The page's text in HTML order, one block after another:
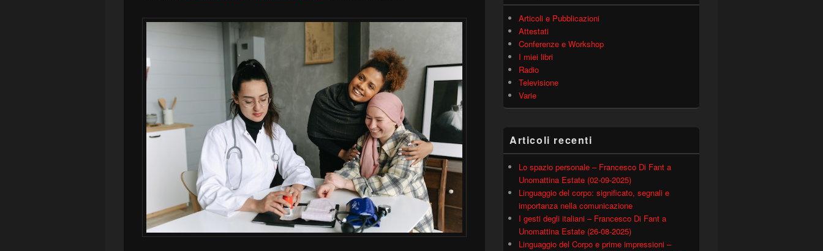
Articoli e Pubblicazioni
Attestati
Conferenze e Workshop
I miei libri
Radio
Televisione
Varie
Articoli recenti
Lo spazio personale – Francesco Di Fant a
Unomattina Estate (02-09-2025)
Linguaggio del corpo: significato, segnali e
importanza nella comunicazione
I gesti degli italiani – Francesco Di Fant a
Unomattina Estate (26-08-2025)
Linguaggio del Corpo e prime impressioni –